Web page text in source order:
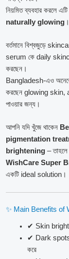
নিয়মিত ব্যবহার করলে
naturally glowing ।
বর্তমানে বিশ্বজুড়ে
serum কে daily
করছেন।
Bangladesh-এও
করছেন glowing
পাওয়ার জন্য।
আপনি যদি খুঁজে থাকেন
pigmentation
brightening – তাহলে
WishCare Super
একটি ideal solution।
✨ Main Benefits of
✔ Skin
✔ Dark
করে